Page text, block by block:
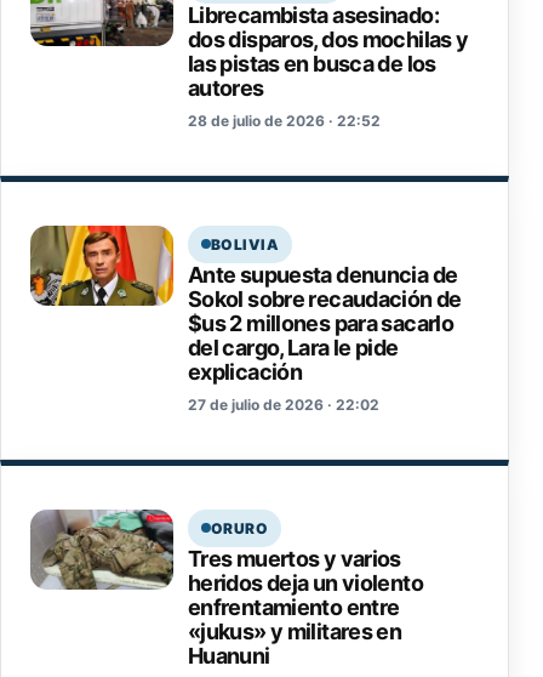
Librecambista asesinado:
dos disparos, dos mochilas y
las pistas en busca de los
autores
28 de julio de 2026 · 22:52
BOLIVIA
Ante supuesta denuncia de
Sokol sobre recaudación de
$us 2 millones para sacarlo
del cargo, Lara le pide
explicación
27 de julio de 2026 · 22:02
ORURO
Tres muertos y varios
heridos deja un violento
enfrentamiento entre
«jukus» y militares en
Huanuni